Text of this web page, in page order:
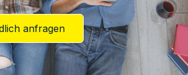
anfragen